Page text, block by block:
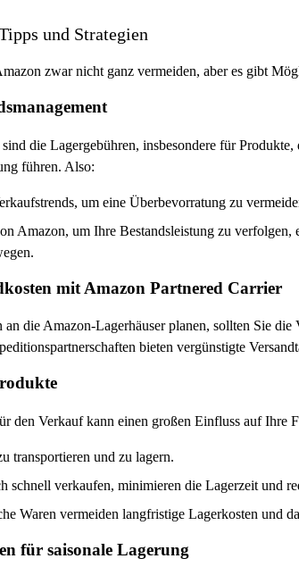
und Strategien
zwar nicht ganz vermeiden, aber es gibt
die Lagergebühren, insbesondere für
führen. Also:
um eine Überbevorratung zu
Amazon, um Ihre Bestandsleistung zu
mit Amazon Partnered Carrier
die Amazon-Lagerhäuser planen, sollten Sie
bieten vergünstigte
den Verkauf kann einen großen Einfluss auf Ihre
transportieren und zu lagern.
schnell verkaufen, minimieren die Lagerzeit und
Waren vermeiden langfristige Lagerkosten und
für saisonale Lagerung